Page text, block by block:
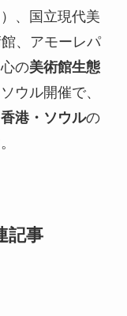
、国立現代美
、アモーレパ
の美術館生態
ウル開催で、
港・ソウルの
記事